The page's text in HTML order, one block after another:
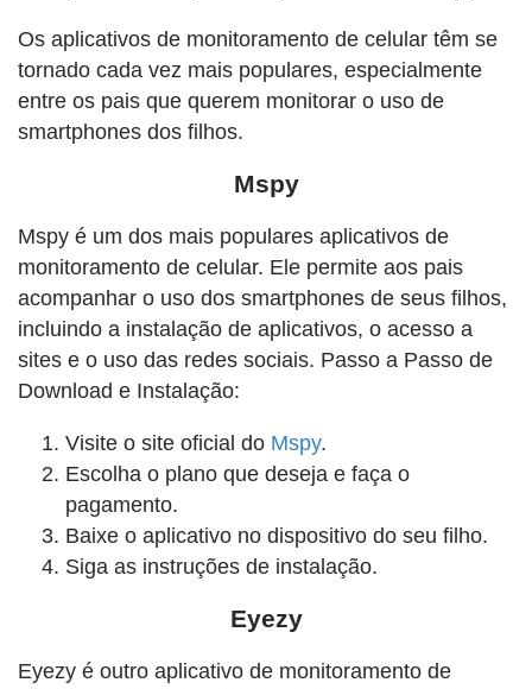
Os aplicativos de monitoramento de celular têm se
tornado cada vez mais populares, especialmente
entre os pais que querem monitorar o uso de
smartphones dos filhos.
Mspy
Mspy é um dos mais populares aplicativos de
monitoramento de celular. Ele permite aos pais
acompanhar o uso dos smartphones de seus filhos,
incluindo a instalação de aplicativos, o acesso a
sites e o uso das redes sociais. Passo a Passo de
Download e Instalação:
Visite o site oficial do Mspy.
Escolha o plano que deseja e faça o
pagamento.
Baixe o aplicativo no dispositivo do seu filho.
Siga as instruções de instalação.
Eyezy
Eyezy é outro aplicativo de monitoramento de